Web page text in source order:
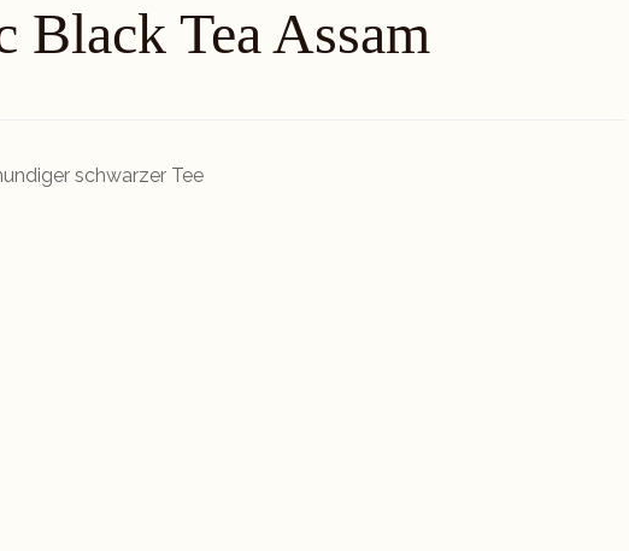
Black Tea Assam
schwarzer Tee